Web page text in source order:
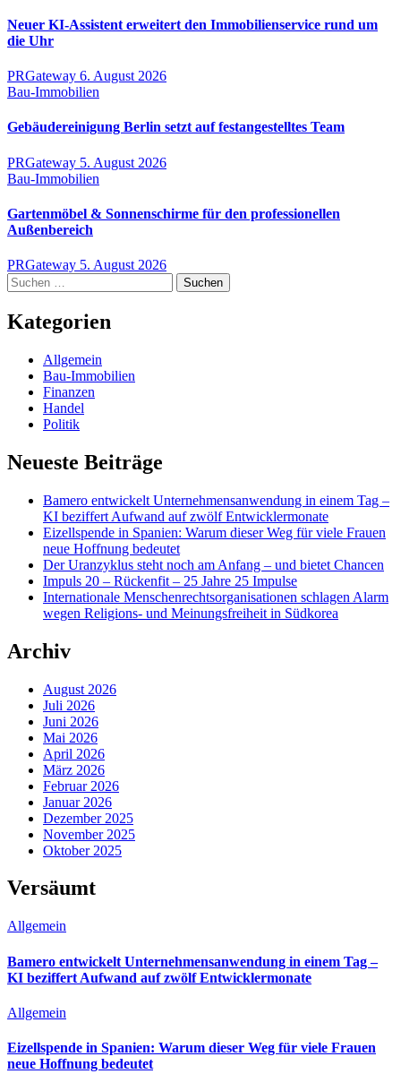
Neuer KI-Assistent erweitert den Immobilienservice rund um
die Uhr
PRGateway 6. August 2026
Bau-Immobilien
Gebäudereinigung Berlin setzt auf festangestelltes Team
PRGateway 5. August 2026
Bau-Immobilien
Gartenmöbel & Sonnenschirme für den professionellen
Außenbereich
PRGateway 5. August 2026
Suchen
nach:
Kategorien
Allgemein
Bau-Immobilien
Finanzen
Handel
Politik
Neueste Beiträge
Bamero entwickelt Unternehmensanwendung in einem Tag –
KI beziffert Aufwand auf zwölf Entwicklermonate
Eizellspende in Spanien: Warum dieser Weg für viele Frauen
neue Hoffnung bedeutet
Der Uranzyklus steht noch am Anfang – und bietet Chancen
Impuls 20 – Rückenfit – 25 Jahre 25 Impulse
Internationale Menschenrechtsorganisationen schlagen Alarm
wegen Religions- und Meinungsfreiheit in Südkorea
Archiv
August 2026
Juli 2026
Juni 2026
Mai 2026
April 2026
März 2026
Februar 2026
Januar 2026
Dezember 2025
November 2025
Oktober 2025
Versäumt
Allgemein
Bamero entwickelt Unternehmensanwendung in einem Tag –
KI beziffert Aufwand auf zwölf Entwicklermonate
Allgemein
Eizellspende in Spanien: Warum dieser Weg für viele Frauen
neue Hoffnung bedeutet